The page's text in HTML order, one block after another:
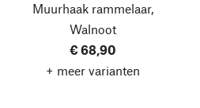
Muurhaak rammelaar,
Walnoot
€ 68,90
+ meer varianten